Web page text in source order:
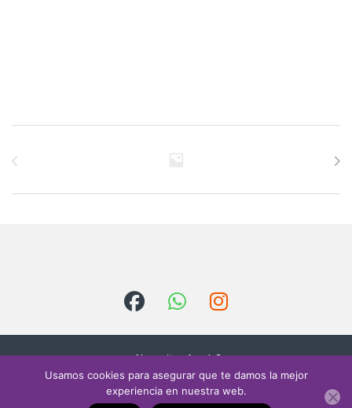
¿Necesitas Ayuda?
Escríbenos
contacto@sielectr
Usamos cookies para asegurar que te damos la mejor
experiencia en nuestra web.